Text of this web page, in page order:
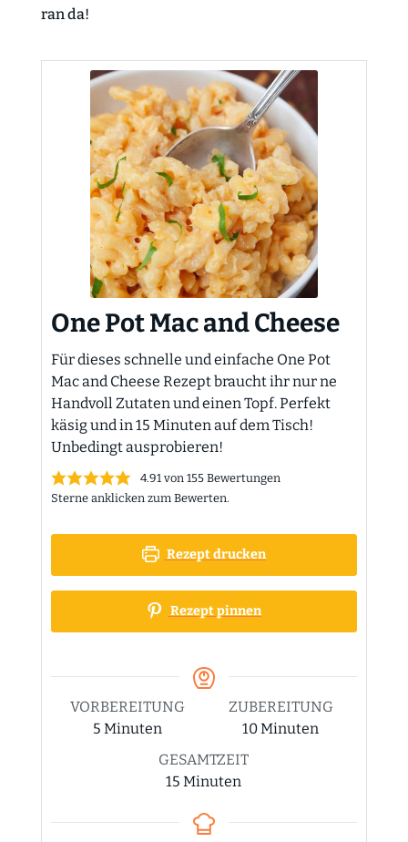
ran da!
One Pot Mac and Cheese
Für dieses schnelle und einfache One Pot
Mac and Cheese Rezept braucht ihr nur ne
Handvoll Zutaten und einen Topf. Perfekt
käsig und in 15 Minuten auf dem Tisch!
Unbedingt ausprobieren!
4.91 von 155Bewertungen
Sterne anklicken zum Bewerten.
Rezept drucken
Rezept pinnen
VORBEREITUNG
5Minuten
Minuten
ZUBEREITUNG
10Minuten
Minuten
GESAMTZEIT
15 Minuten
Minuten